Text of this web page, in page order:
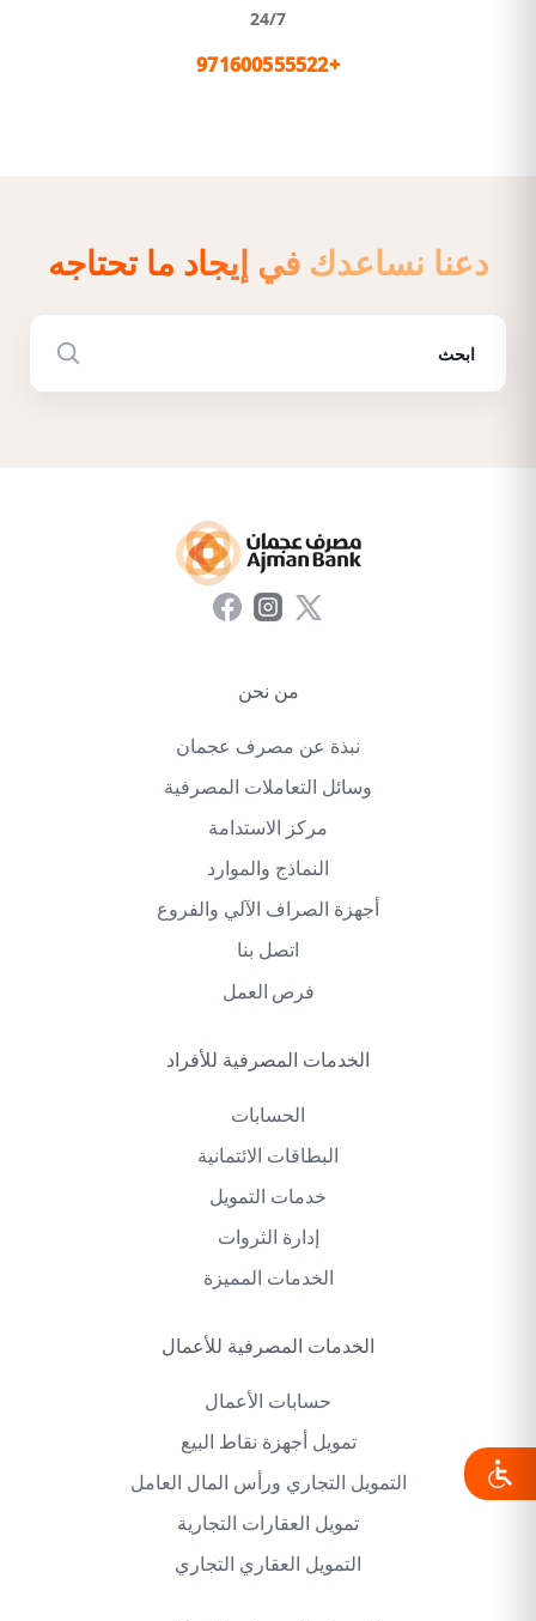
24/7
+971600555522
دعنا نساعدك في إيجاد ما تحتاجه
من نحن
نبذة عن مصرف عجمان
وسائل التعاملات المصرفية
مركز الاستدامة
النماذج والموارد
أجهزة الصراف الآلي والفروع
اتصل بنا
فرص العمل
الخدمات المصرفية للأفراد
الحسابات
البطاقات الائتمانية
خدمات التمويل
إدارة الثروات
الخدمات المميزة
الخدمات المصرفية للأعمال
حسابات الأعمال
تمويل أجهزة نقاط البيع
التمويل التجاري ورأس المال العامل
تمويل العقارات التجارية
التمويل العقاري التجاري